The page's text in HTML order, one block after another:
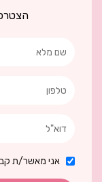
אני מאשר/ת